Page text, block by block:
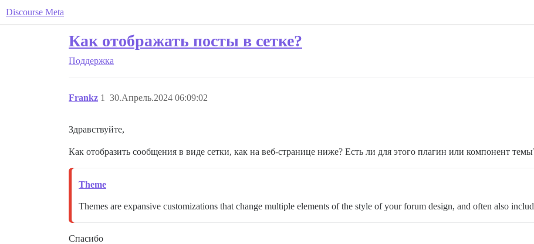
Discourse Meta
Как отображать посты в сетке?
Поддержка
Frankz 30.Апрель.2024 06:09:02
1
Здравствуйте,
Как отобразить сообщения в виде сетки, как на веб-странице ниже? Есть ли для этого плагин или компонент
Theme
Themes are expansive customizations that change multiple elements of the style of your forum design, and often also
Спасибо